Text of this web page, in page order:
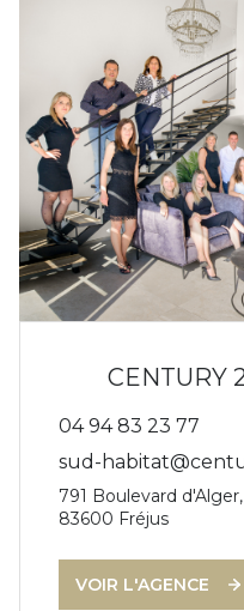
CENTURY
04 94 83 23 77
sud-
791 Boulevard
83600 Fréjus
VOIR L'AGENCE